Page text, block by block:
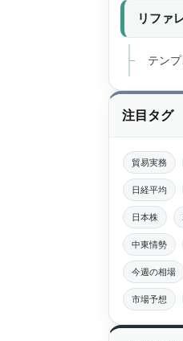
リファ
テン
注目タグ
貿易実務
日経平均
日本株
中東情勢
今週の相場
市場予想